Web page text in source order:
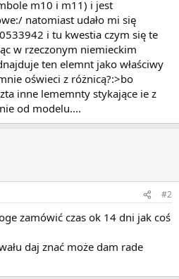
m10 i m11) i jest
natomiast udało mi się
i tu kwestia czym się te
w rzeczonym niemieckim
ten elemnt jako właściwy
oświeci z różnicą?:>bo
inne lememnty stykające ie z
od modelu....
#2
zamówić czas ok 14 dni jak coś
daj znać może dam rade